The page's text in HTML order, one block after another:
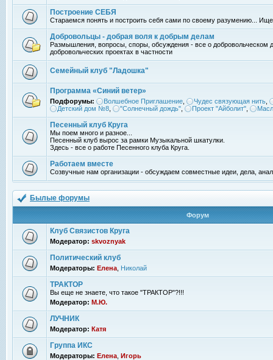
Построение СЕБЯ
Стараемся понять и построить себя сами по своему разумению...
Добровольцы - добрая воля к добрым делам
Размышления, вопросы, споры, обсуждения - все о добровольческом
добровольческих проектах в частности
Семейный клуб "Ладошка"
Программа «Синий ветер»
Подфорумы: Волшебное Приглашение Чудес связующая нить
Детский дом №8
"Солнечный дождь" Проект "Айболит"
Песенный клуб Круга
Мы поем много и разное...
Песенный клуб вырос за рамки Музыкальной шкатулки.
Здесь - все о работе Песенного клуба Круга.
Работаем вместе
Созвучные нам организации - обсуждаем совместные идеи, дела,
Былые форумы
Форум
Клуб Связистов Круга
Модератор: skvoznyak
Политический клуб
Модераторы: Елена Николай
ТРАКТОР
Вы еще не знаете, что такое "ТРАКТОР"?!!!
Модератор: М.Ю.
ЛУЧНИК
Модератор: Катя
Группа ИКС
Модераторы: Елена Игорь